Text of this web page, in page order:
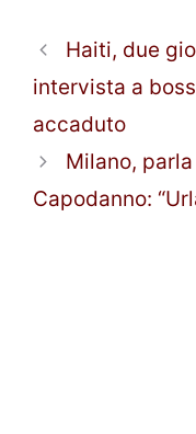
Haiti, due
intervista a
accaduto
Milano,
Capodanno: